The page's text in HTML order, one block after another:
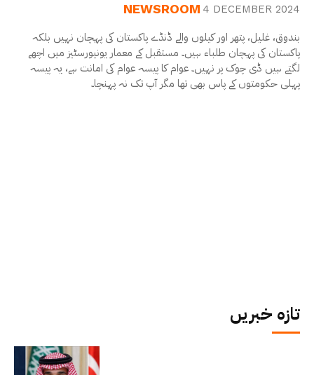
NEWSROOM 4 DECEMBER 2024
بندوق، غلیل، پتھر اور کیلوں والے ڈنڈے پاکستان کی پہچان نہیں بلکہ
پاکستان کی پہچان طلباء ہیں۔ مستقبل کے معمار یونیورسٹیز میں اچھے
لگتے ہیں ڈی چوک پر نہیں۔ عوام کا پیسہ عوام کی امانت ہے، یہ پیسہ
پہلی حکومتوں کے پاس بھی تھا مگر آپ تک نہ پہنچا۔
تازہ خبریں